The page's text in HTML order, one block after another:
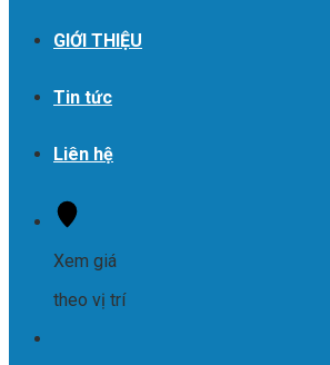
GIỚI THIỆU
Tin tức
Liên hệ
Xem giá
theo vị trí